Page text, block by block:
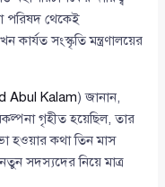
পরিষদ থেকেই
সংস্কৃতি মন্ত্রণালয়ের
Abul Kalam) জানান,
গৃহীত হয়েছিল, তার
হওয়ার কথা তিন মাস
সদস্যদের নিয়ে মাত্র